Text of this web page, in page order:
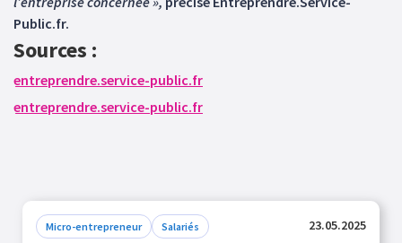
Public.fr.
Sources :
entreprendre.service-public.fr
entreprendre.service-public.fr
Micro-entrepreneur Salariés 23.05.2025